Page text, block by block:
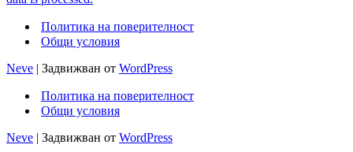
Политика на поверителност
Общи условия
Neve | Задвижван от WordPress
Политика на поверителност
Общи условия
Neve | Задвижван от WordPress